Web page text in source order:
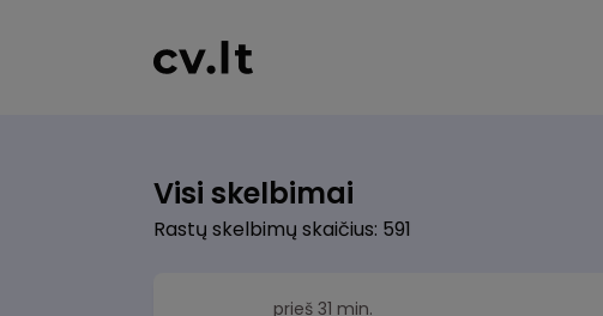
Visi skelbimai
Rastų skelbimų skaičius: 591
prieš 31 min.